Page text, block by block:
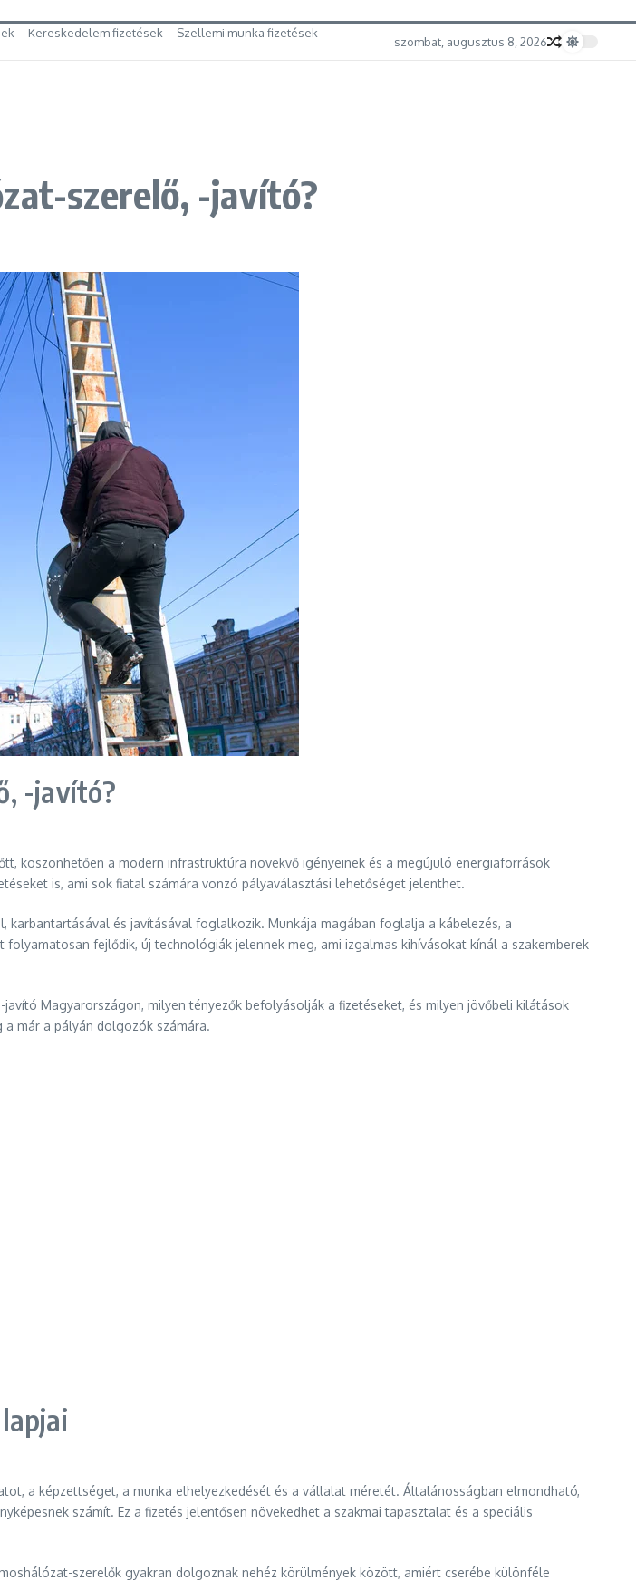
Kereskedelem fizetések
Szellemi munka fizetések
szombat, augusztus 8, 2026
szerelő, -javító?
-javító?
köszönhetően a modern infrastruktúra növekvő igényeinek és a megújuló energiaforrások
is, ami sok fiatal számára vonzó pályaválasztási lehetőséget jelenthet.
és javításával foglalkozik. Munkája magában foglalja a kábelezés, a
fejlődik, új technológiák jelennek meg, ami izgalmas kihívásokat kínál a szakemberek
Magyarországon, milyen tényezők befolyásolják a fizetéseket, és milyen jövőbeli kilátások
már a pályán dolgozók számára.
a képzettséget, a munka elhelyezkedését és a vállalat méretét. Általánosságban elmondható,
számít. Ez a fizetés jelentősen növekedhet a szakmai tapasztalat és a speciális
szerelők gyakran dolgoznak nehéz körülmények között, amiért cserébe különféle